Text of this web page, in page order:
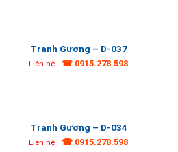
Tranh Gương – D-037
Liên hệ ☎ 0915.278.598
Tranh Gương – D-034
Liên hệ ☎ 0915.278.598